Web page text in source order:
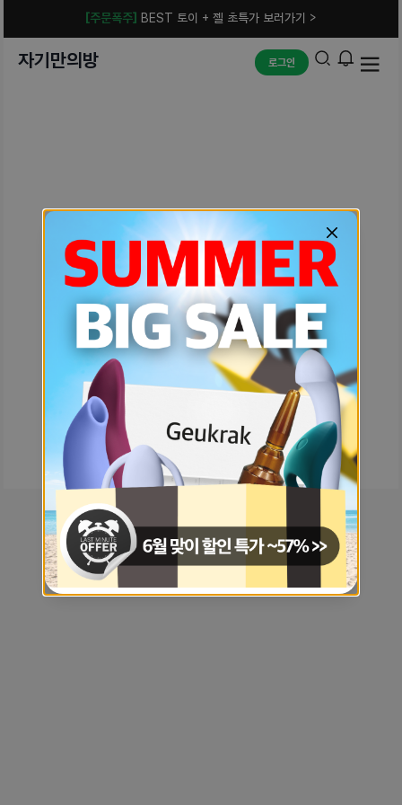
[주문폭주] BEST 토이 + 젤 초특가 보러가기 >
자기만의방 로그인
예상치 못한 에러입니다.